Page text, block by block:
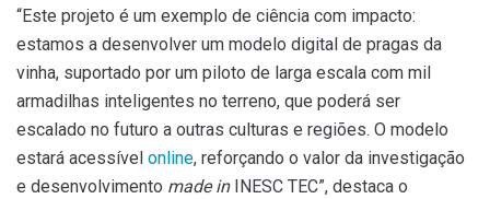
“Este projeto é um exemplo de ciência com impacto:
estamos a desenvolver um modelo digital de pragas da
vinha, suportado por um piloto de larga escala com mil
armadilhas inteligentes no terreno, que poderá ser
escalado no futuro a outras culturas e regiões. O modelo
estará acessível online, reforçando o valor da investigação
e desenvolvimento made inINESC TEC”, destaca o